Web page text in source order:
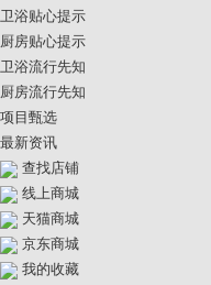
卫浴贴心提示
厨房贴心提示
卫浴流行先知
厨房流行先知
项目甄选
最新资讯
查找店铺
线上商城
天猫商城
京东商城
我的收藏